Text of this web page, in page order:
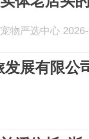
宠物严选中心
展有限公